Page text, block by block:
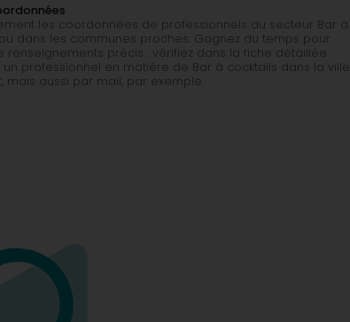
les coordonnées de professionnels du secteur Bar à
dans les communes proches. Gagnez du temps pour
précis : vérifiez dans la fiche détaillée
professionnel en matière de Bar à cocktails dans la ville
aussi par mail, par exemple.